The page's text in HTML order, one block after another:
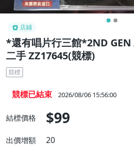
店鋪
*還有唱片行三館*2ND
二手 ZZ17645(競標)
競標
競標已結束 2026/08/06 15:56:00
結標價格 $99
出價增額 20